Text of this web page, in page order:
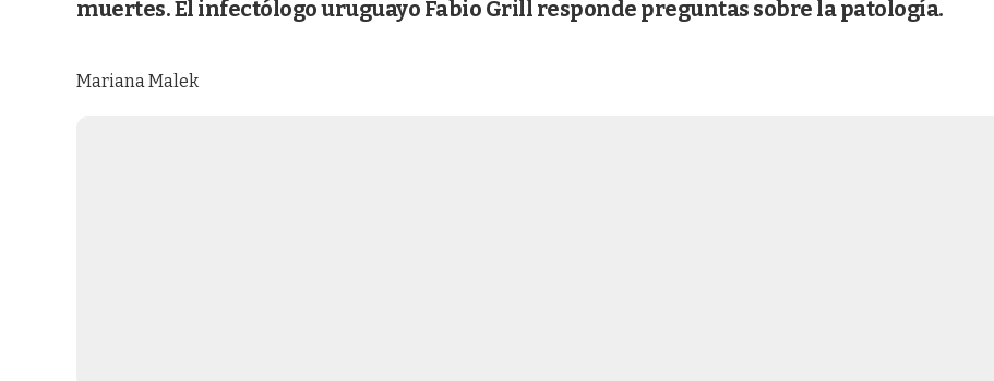
muertes. El infectólogo uruguayo Fabio Grill responde preguntas sobre la patología.
Mariana Malek